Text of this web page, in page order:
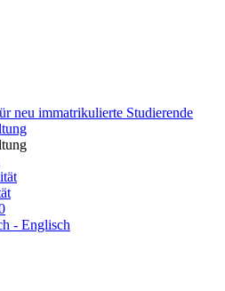
neu immatrikulierte Studierende
- Englisch